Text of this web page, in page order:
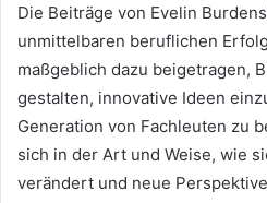
Die Beiträge von Evelin
unmittelbaren beruflichen
maßgeblich dazu beigetragen,
gestalten, innovative Ideen
Generation von Fachleuten zu
sich in der Art und Weise, wie
verändert und neue